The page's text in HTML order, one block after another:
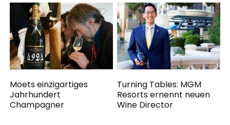
Moets einzigartiges
Jahrhundert
Champagner
Turning Tables: MGM
Resorts ernennt neuen
Wine Director